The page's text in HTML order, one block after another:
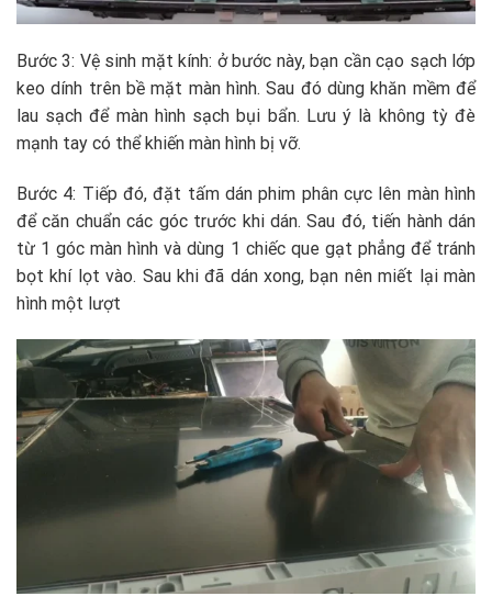
Bước 3: Vệ sinh mặt kính: ở bước này, bạn cần cạo sạch lớp
keo dính trên bề mặt màn hình. Sau đó dùng khăn mềm để
lau sạch để màn hình sạch bụi bẩn. Lưu ý là không tỳ đè
mạnh tay có thể khiến màn hình bị vỡ.
Bước 4: Tiếp đó, đặt tấm dán phim phân cực lên màn hình
để căn chuẩn các góc trước khi dán. Sau đó, tiến hành dán
từ 1 góc màn hình và dùng 1 chiếc que gạt phẳng để tránh
bọt khí lọt vào. Sau khi đã dán xong, bạn nên miết lại màn
hình một lượt